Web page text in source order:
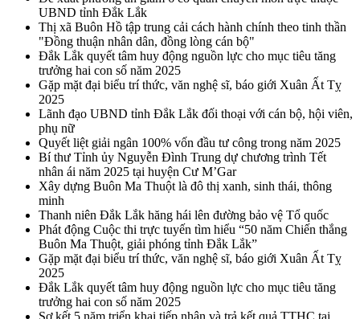
UBND tỉnh Đắk Lắk
Thị xã Buôn Hồ tập trung cải cách hành chính theo tinh thần
"Đồng thuận nhân dân, đồng lòng cán bộ"
Đắk Lắk quyết tâm huy động nguồn lực cho mục tiêu tăng
trưởng hai con số năm 2025
Gặp mặt đại biểu trí thức, văn nghệ sĩ, báo giới Xuân Ất Tỵ
2025
Lãnh đạo UBND tỉnh Đắk Lắk đối thoại với cán bộ, hội viên,
phụ nữ
Quyết liệt giải ngân 100% vốn đầu tư công trong năm 2025
Bí thư Tỉnh ủy Nguyễn Đình Trung dự chương trình Tết
nhân ái năm 2025 tại huyện Cư M’Gar
Xây dựng Buôn Ma Thuột là đô thị xanh, sinh thái, thông
minh
Thanh niên Đắk Lắk hăng hái lên đường bảo vệ Tổ quốc
Phát động Cuộc thi trực tuyến tìm hiểu “50 năm Chiến thắng
Buôn Ma Thuột, giải phóng tỉnh Đắk Lắk”
Gặp mặt đại biểu trí thức, văn nghệ sĩ, báo giới Xuân Ất Tỵ
2025
Đắk Lắk quyết tâm huy động nguồn lực cho mục tiêu tăng
trưởng hai con số năm 2025